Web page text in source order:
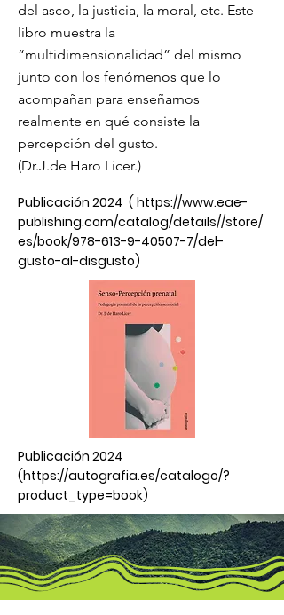
del asco, la justicia, la moral, etc. Este
libro muestra la
“multidimensionalidad” del mismo
junto con los fenómenos que lo
acompañan para enseñarnos
realmente en qué consiste la
percepción del gusto.
(Dr.J.de Haro Licer.)
Publicación 2024 ( https://www.eae-
publishing.com/catalog/details//store/
es/book/978-613-9-40507-7/del-
gusto-al-disgusto)
Publicación 2024
(https://autografia.es/catalogo/?
product_type=book)